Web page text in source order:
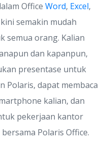
Office Word, Excel,
semakin mudah
semua orang. Kalian
dan kapanpun,
presentase untuk
Polaris, dapat membaca
kalian, dan
pekerjaan kantor
Polaris Office.